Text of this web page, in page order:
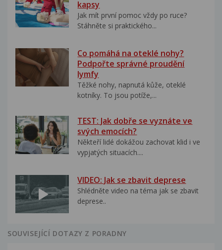
kapsy
Jak mít první pomoc vždy po ruce?
Stáhněte si praktického...
Co pomáhá na oteklé nohy?
Podpořte správné proudění
lymfy
Těžké nohy, napnutá kůže, oteklé
kotníky. To jsou potíže,...
TEST: Jak dobře se vyznáte ve
svých emocích?
Někteří lidé dokážou zachovat klid i ve
vypjatých situacích....
VIDEO: Jak se zbavit deprese
Shlédněte video na téma jak se zbavit
deprese..
SOUVISEJÍCÍ DOTAZY Z PORADNY